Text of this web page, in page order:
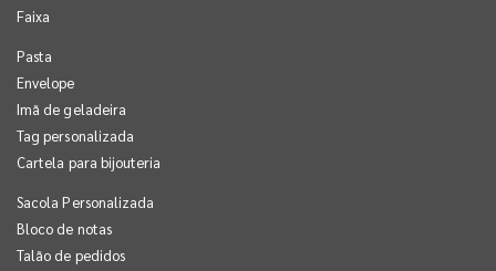
Faixa
Pasta
Envelope
Imã de geladeira
Tag personalizada
Cartela para bijouteria
Sacola Personalizada
Bloco de notas
Talão de pedidos